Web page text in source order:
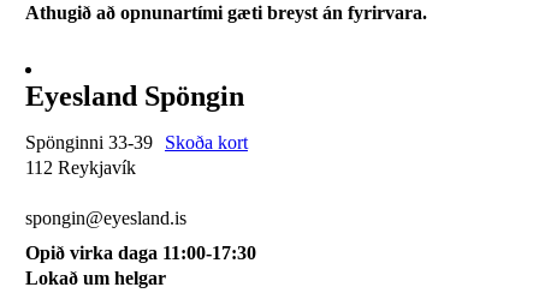
Athugið að opnunartími gæti breyst án fyrirvara.
Eyesland Spöngin
Spönginni 33-39
Skoða kort
112 Reykjavík
spongin@eyesland.is
Opið virka daga 11:00-17:30
Lokað um helgar